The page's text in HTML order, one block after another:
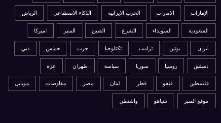
الإمارات الامارات الحرب الايرانية الذكاء الاصطناعي الرياض
السعودية السويداء الشرع الصين المنبر اميركا
ايران بوتين ترامب تكنلوجيا حرب حماس دبي
دمشق روسيا سوريا سياسة طهران غزة
فلسطين فيفو قطر لبنان مصر مفاوضات موبايل
موقع المنبر نتنياهو واشنطن